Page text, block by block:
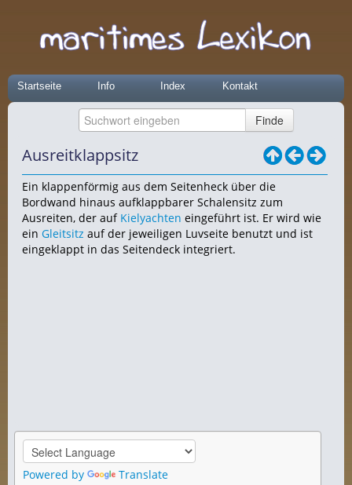
Startseite Info Index Kontakt
Ausreitklappsitz
Ein klappenförmig aus dem Seitenheck über die
Bordwand hinaus aufklappbarer Schalensitz zum
Ausreiten, der auf Kielyachten eingeführt ist. Er wird wie
ein Gleitsitz auf der jeweiligen Luvseite benutzt und ist
eingeklappt in das Seitendeck integriert.
Powered by Translate